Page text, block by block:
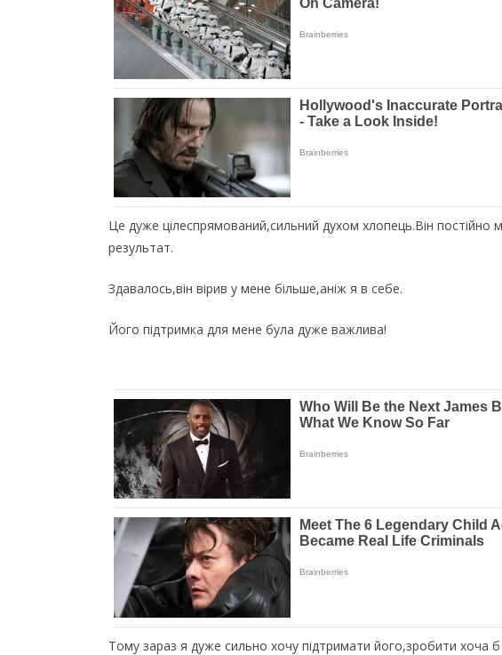
Це дуже цілеспрямований,сильний духом хлопець.Він
результат.
Здавалось,він вірив у мене більше,аніж я в себе.
Його підтримка для мене була дуже важлива!
Тому зараз я дуже сильно хочу підтримати його,зробити хоча